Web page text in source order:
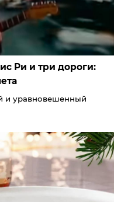
Ри и три дороги:
и уравновешенный